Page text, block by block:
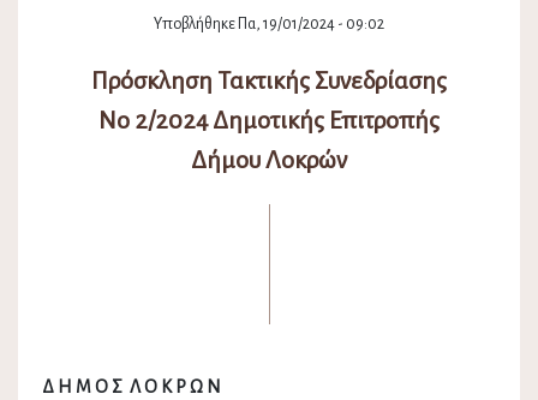
Υποβλήθηκε Πα, 19/01/2024 - 09:02
Πρόσκληση Τακτικής Συνεδρίασης
Νο 2/2024 Δημοτικής Επιτροπής
Δήμου Λοκρών
Δ Η Μ Ο Σ Λ Ο Κ Ρ Ω Ν